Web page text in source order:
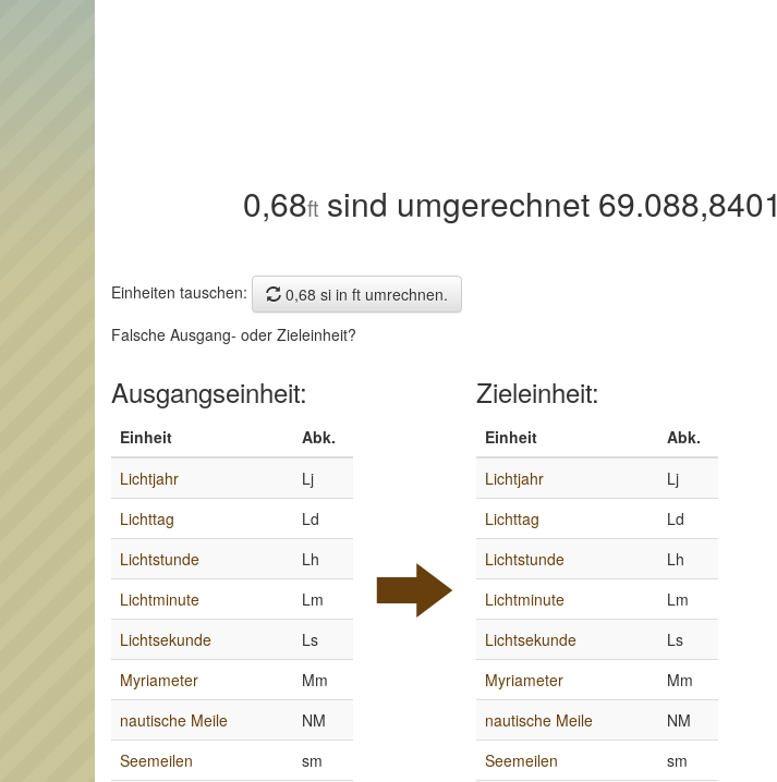
0,68ftsind umgerechnet 69.088,8401
Einheiten tauschen:
0,68 si in ft umrechnen.
Falsche Ausgang- oder Zieleinheit?
Ausgangseinheit:
Einheit
Abk.
Lichtjahr
Lj
Lichttag
Ld
Lichtstunde
Lh
Lichtminute
Lm
Lichtsekunde
Ls
Myriameter
Mm
nautische Meile
NM
Seemeilen
sm
Zieleinheit:
Einheit
Abk.
Lichtjahr
Lj
Lichttag
Ld
Lichtstunde
Lh
Lichtminute
Lm
Lichtsekunde
Ls
Myriameter
Mm
nautische Meile
NM
Seemeilen
sm